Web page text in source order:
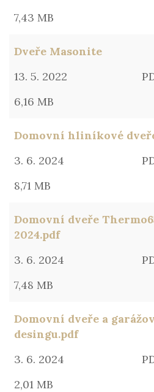
7,43 MB
Dveře Masonite
13. 5. 2022
6,16 MB
Domovní hliníkové
3. 6. 2024
8,71 MB
Domovní dveře
2024.pdf
3. 6. 2024
7,48 MB
Domovní dveře a
desingu.pdf
3. 6. 2024
2,01 MB